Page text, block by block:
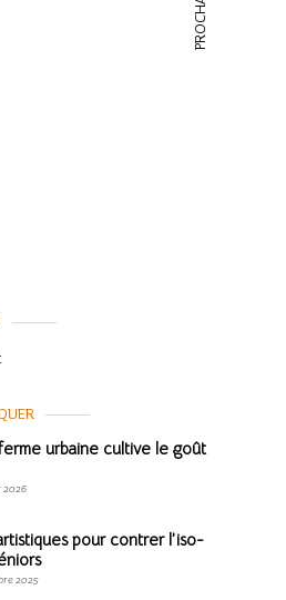
PROCHAIN
urbaine cultive le goût
2026
pour contrer l’iso­
2025